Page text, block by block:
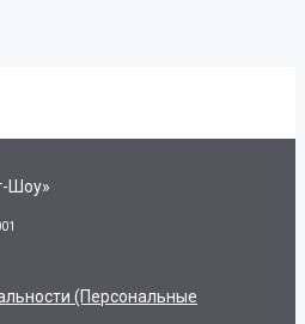
Шоу»
(персональные